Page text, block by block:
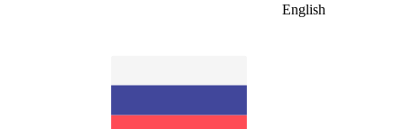
English